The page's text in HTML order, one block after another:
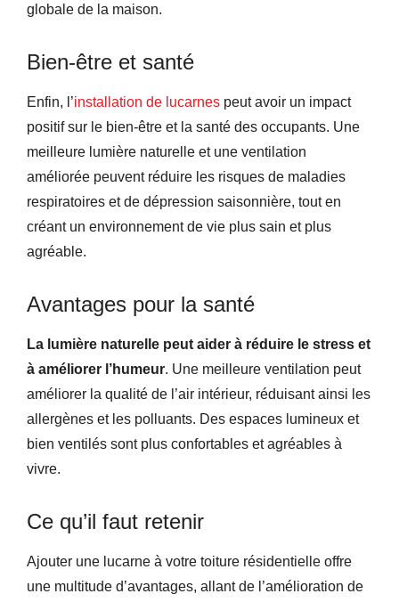
globale de la maison.
Bien-être et santé
Enfin, l’installation de lucarnes peut avoir un impact
positif sur le bien-être et la santé des occupants. Une
meilleure lumière naturelle et une ventilation
améliorée peuvent réduire les risques de maladies
respiratoires et de dépression saisonnière, tout en
créant un environnement de vie plus sain et plus
agréable.
Avantages pour la santé
La lumière naturelle peut aider à réduire le stress et
à améliorer l’humeur. Une meilleure ventilation peut
améliorer la qualité de l’air intérieur, réduisant ainsi les
allergènes et les polluants. Des espaces lumineux et
bien ventilés sont plus confortables et agréables à
vivre.
Ce qu’il faut retenir
Ajouter une lucarne à votre toiture résidentielle offre
une multitude d’avantages, allant de l’amélioration de